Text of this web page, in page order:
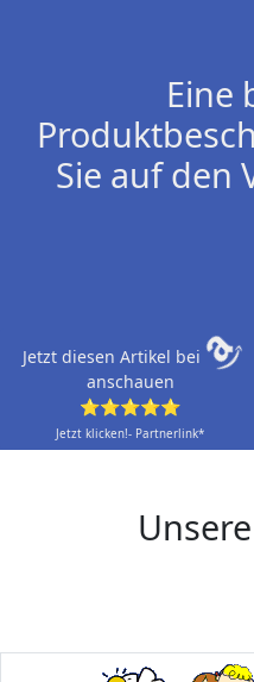
Eine
Sie auf den
Jetzt diesen Artikel bei
anschauen
⭐⭐⭐⭐⭐
Jetzt klicken!- Partnerlink*